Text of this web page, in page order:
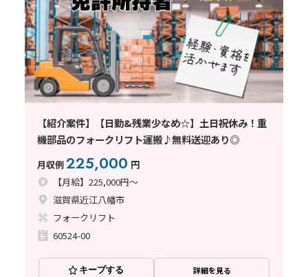
【紹介案件】【日勤&残業少なめ☆】土日祝休み！重
機部品のフォークリフト運搬♪無料送迎あり◎
月収例225,000 円
【月給】225,000円～
滋賀県近江八幡市
フォークリフト
60524-00
キープする 詳細を見る